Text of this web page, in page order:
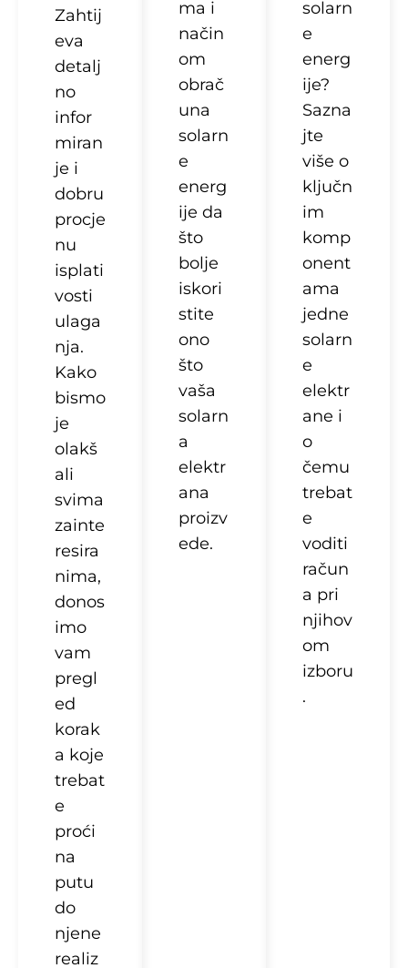
Zahtij
eva
detalj
no
infor
miran
je i
dobru
procje
nu
isplati
vosti
ulaga
nja.
Kako
bismo
je
olakš
ali
svima
zainte
resira
nima,
donos
imo
vam
pregl
ed
korak
a koje
trebat
e
proći
na
putu
do
njene
realiz
ma i
način
om
obrač
una
solarn
e
energ
ije da
što
bolje
iskori
stite
ono
što
vaša
solarn
a
elektr
ana
proizv
ede.
solarn
e
energ
ije?
Sazna
jte
više o
ključn
im
komp
onent
ama
jedne
solarn
e
elektr
ane i
o
čemu
trebat
e
voditi
račun
a pri
njihov
om
izboru
.